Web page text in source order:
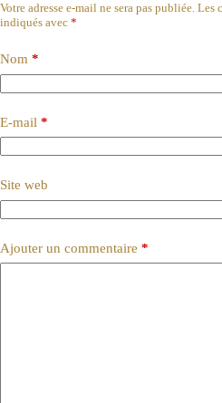
Votre adresse e-mail ne sera pas publiée. Les
indiqués avec *
Nom *
E-mail *
Site web
Ajouter un commentaire *